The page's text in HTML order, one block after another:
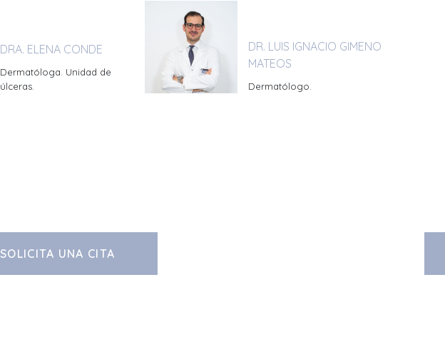
DRA. ELENA CONDE
Dermatóloga. Unidad de
úlceras.
DR. LUIS IGNACIO GIMENO
MATEOS
Dermatólogo.
SOLICITA UNA CITA